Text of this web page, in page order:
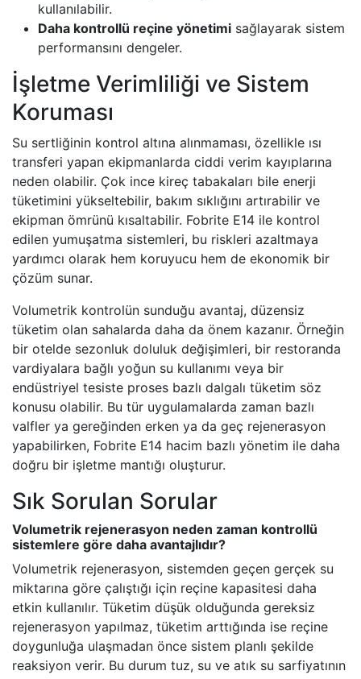
kullanılabilir.
Daha kontrollü reçine yönetimi sağlayarak sistem
performansını dengeler.
İşletme Verimliliği ve Sistem
Koruması
Su sertliğinin kontrol altına alınmaması, özellikle ısı
transferi yapan ekipmanlarda ciddi verim kayıplarına
neden olabilir. Çok ince kireç tabakaları bile enerji
tüketimini yükseltebilir, bakım sıklığını artırabilir ve
ekipman ömrünü kısaltabilir. Fobrite E14 ile kontrol
edilen yumuşatma sistemleri, bu riskleri azaltmaya
yardımcı olarak hem koruyucu hem de ekonomik bir
çözüm sunar.
Volumetrik kontrolün sunduğu avantaj, düzensiz
tüketim olan sahalarda daha da önem kazanır. Örneğin
bir otelde sezonluk doluluk değişimleri, bir restoranda
vardiyalara bağlı yoğun su kullanımı veya bir
endüstriyel tesiste proses bazlı dalgalı tüketim söz
konusu olabilir. Bu tür uygulamalarda zaman bazlı
valfler ya gereğinden erken ya da geç rejenerasyon
yapabilirken, Fobrite E14 hacim bazlı yönetim ile daha
doğru bir işletme mantığı oluşturur.
Sık Sorulan Sorular
Volumetrik rejenerasyon neden zaman kontrollü
sistemlere göre daha avantajlıdır?
Volumetrik rejenerasyon, sistemden geçen gerçek su
miktarına göre çalıştığı için reçine kapasitesi daha
etkin kullanılır. Tüketim düşük olduğunda gereksiz
rejenerasyon yapılmaz, tüketim arttığında ise reçine
doygunluğa ulaşmadan önce sistem planlı şekilde
reaksiyon verir. Bu durum tuz, su ve atık su sarfiyatının